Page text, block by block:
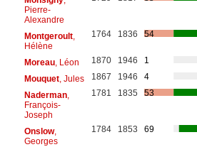
Pierre-
Alexandre
Montgeroult,
Hélène
1764 1836 54
Moreau, Léon 1870 1946
1
Mouquet, Jules 1867 1946
4
Naderman,
François-
Joseph
1781 1835 53
Onslow,
Georges
1784 1853 69